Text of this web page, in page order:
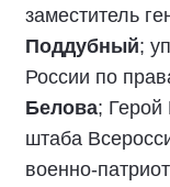
заместитель
Поддубный;
России по
Белова; Герой
штаба
военно-